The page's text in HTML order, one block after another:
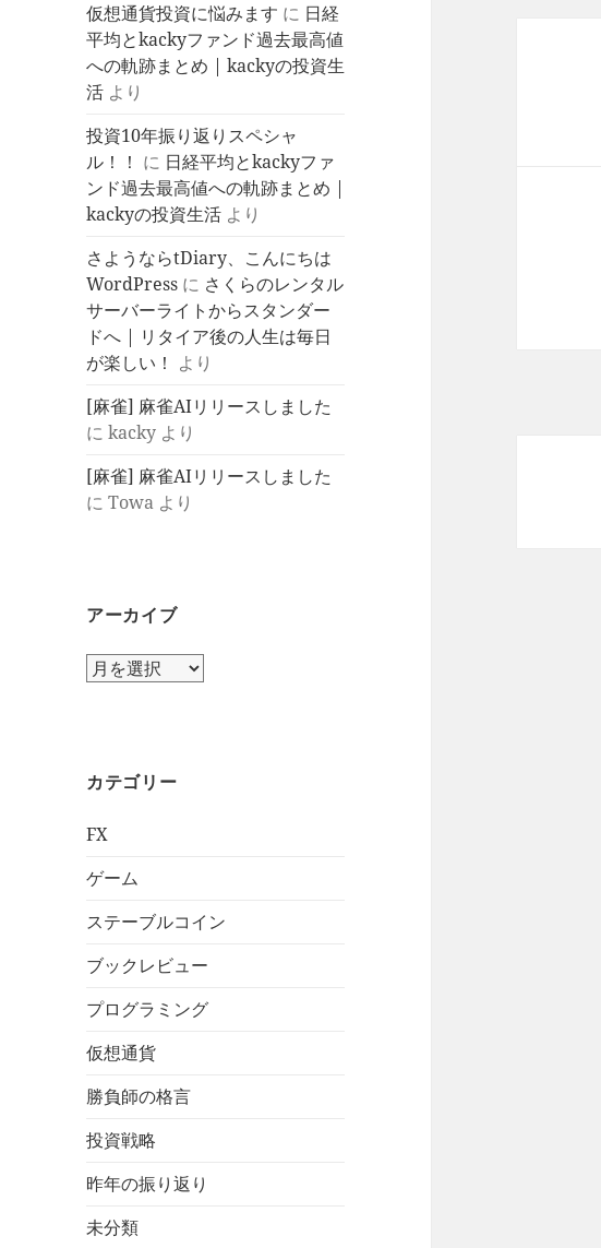
仮想通貨投資に悩みます に 日経
平均とkackyファンド過去最高値
への軌跡まとめ | kackyの投資生
活 より
投資10年振り返りスペシャ
ル！！ に 日経平均とkackyファ
ンド過去最高値への軌跡まとめ |
kackyの投資生活 より
さようならtDiary、こんにちは
WordPress に さくらのレンタル
サーバーライトからスタンダー
ドへ | リタイア後の人生は毎日
が楽しい！ より
[麻雀] 麻雀AIリリースしました
にkacky より
[麻雀] 麻雀AIリリースしました
にTowa より
アーカイブ
ア
ブ
カテゴリー
FX
ゲーム
ステーブルコイン
ブックレビュー
プログラミング
仮想通貨
勝負師の格言
投資戦略
昨年の振り返り
未分類